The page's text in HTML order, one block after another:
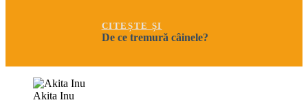
CITEȘTE ȘI
De ce tremură câinele?
Akita Inu